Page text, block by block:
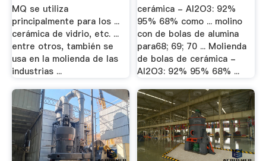
MQ se utiliza
principalmente para los ...
cerámica de vidrio, etc. ...
entre otros, también se
usa en la molienda de las
industrias ...
cerámica - Al2O3: 92%
95% 68% como ... molino
con de bolas de alumina
para68; 69; 70 ... Molienda
de bolas de cerámica -
Al2O3: 92% 95% 68% ...